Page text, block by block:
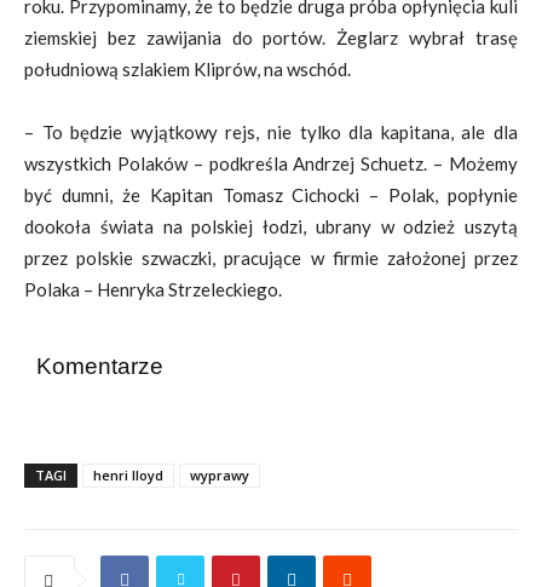
roku. Przypominamy, że to będzie druga próba opłynięcia kuli
ziemskiej bez zawijania do portów. Żeglarz wybrał trasę
południową szlakiem Kliprów, na wschód.
– To będzie wyjątkowy rejs, nie tylko dla kapitana, ale dla
wszystkich Polaków – podkreśla Andrzej Schuetz. – Możemy
być dumni, że Kapitan Tomasz Cichocki – Polak, popłynie
dookoła świata na polskiej łodzi, ubrany w odzież uszytą
przez polskie szwaczki, pracujące w firmie założonej przez
Polaka – Henryka Strzeleckiego.
Komentarze
TAGI henri lloyd wyprawy